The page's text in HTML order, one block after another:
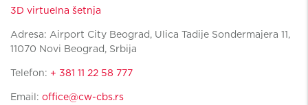
3D virtuelna šetnja
Adresa: Airport City Beograd, Ulica Tadije Sondermajera 11,
11070 Novi Beograd, Srbija
Telefon: + 381 11 22 58 777
Email: office@cw-cbs.rs